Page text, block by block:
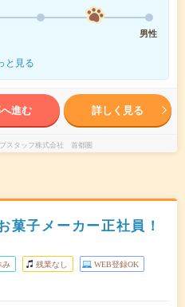
男性
と見る
進む 詳しく見る
スタッフ株式会社 首都圏
菓子メーカー正社員！
み 残業なし WEB登録OK